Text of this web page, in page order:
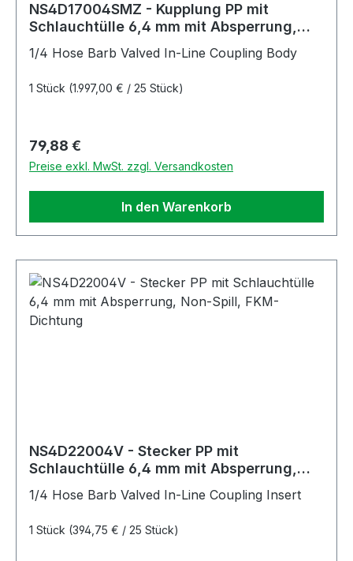
NS4D17004SMZ - Kupplung PP mit
Schlauchtülle 6,4 mm mit Absperrung,
1/4 Hose Barb Valved In-Line Coupling Body
1 Stück (1.997,00 € / 25 Stück)
Regulärer Preis:
79,88 €
Preise exkl. MwSt. zzgl. Versandkosten
In den Warenkorb
NS4D22004V - Stecker PP mit
Schlauchtülle 6,4 mm mit Absperrung,
1/4 Hose Barb Valved In-Line Coupling Insert
1 Stück (394,75 € / 25 Stück)